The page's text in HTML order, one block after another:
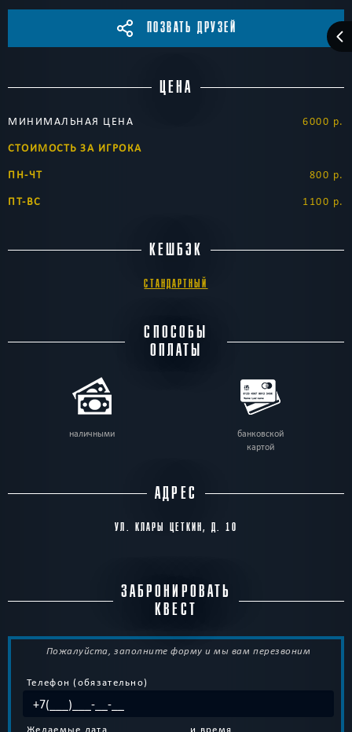
ПОЗВАТЬ ДРУЗЕЙ
ЦЕНА
МИНИМАЛЬНАЯ ЦЕНА
6000 р.
СТОИМОСТЬ ЗА ИГРОКА
ПН-ЧТ
800 р.
ПТ-ВС
1100 р.
КЕШБЭК
СТАНДАРТНЫЙ
СПОСОБЫ
ОПЛАТЫ
наличными
банковской
картой
АДРЕС
УЛ. КЛАРЫ ЦЕТКИН, Д. 10
ЗАБРОНИРОВАТЬ
КВЕСТ
Пожалуйста, заполните форму и мы вам перезвоним
Телефон (обязательно)
Желаемые дата и время